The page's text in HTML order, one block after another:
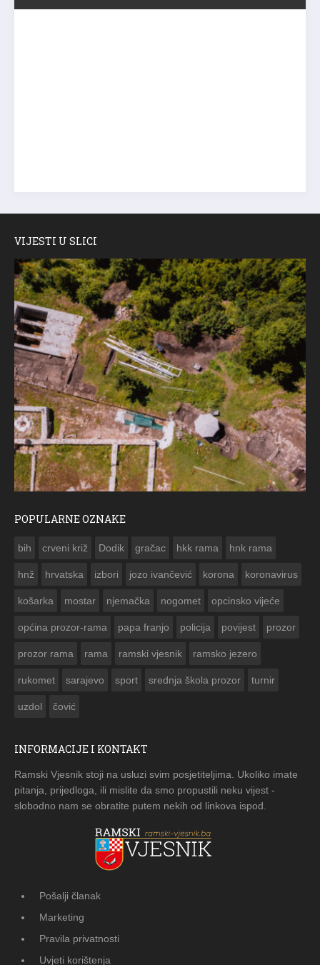
VIJESTI U SLICI
POPULARNE OZNAKE
bih crveni križ Dodik gračac hkk rama hnk rama
hnž hrvatska izbori jozo ivančević korona koronavirus
košarka mostar njemačka nogomet opcinsko vijeće
općina prozor-rama papa franjo policija povijest prozor
prozor rama rama ramski vjesnik ramsko jezero
rukomet sarajevo sport srednja škola prozor turnir
uzdol čović
INFORMACIJE I KONTAKT
Ramski Vjesnik stoji na usluzi svim posjetiteljima. Ukoliko imate
pitanja, prijedloga, ili mislite da smo propustili neku vijest -
slobodno nam se obratite putem nekih od linkova ispod.
Pošalji članak
Marketing
Pravila privatnosti
Uvjeti korištenja